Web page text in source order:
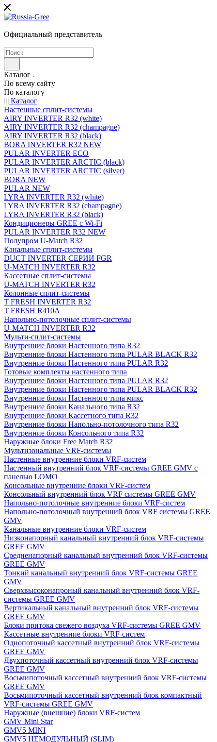
Официальный представитель
Каталог
По всему сайту
По каталогу
Каталог
Настенные сплит-системы
AIRY INVERTER R32 (white)
AIRY INVERTER R32 (champagne)
AIRY INVERTER R32 (black)
BORA INVERTER R32 NEW
PULAR INVERTER ECO
PULAR INVERTER ARCTIC (black)
PULAR INVERTER ARCTIC (silver)
BORA NEW
PULAR NEW
LYRA INVERTER R32 (white)
LYRA INVERTER R32 (champagne)
LYRA INVERTER R32 (black)
Кондиционеры GREE с Wi-Fi
PULAR INVERTER R32 NEW
Полупром U-Match R32
Канальные сплит-системы
DUCT INVERTER СЕРИИ FGR
U-MATCH INVERTER R32
Кассетные сплит-системы
U-MATCH INVERTER R32
Колонные сплит-системы
T FRESH INVERTER R32
T FRESH R410A
Напольно-потолочные сплит-системы
U-MATCH INVERTER R32
Мульти-сплит-системы
Внутренние блоки Настенного типа R32
Внутренние блоки Настенного типа PULAR BLACK R32
Внутренние блоки Настенного типа PULAR R32
Готовые комплекты настенного типа
Внутренние блоки Настенного типа PULAR R32
Внутренние блоки Настенного типа PULAR BLACK R32
Внутренние блоки Настенного типа микс
Внутренние блоки Канального типа R32
Внутренние блоки Кассетного типа R32
Внутренние блоки Напольно-потолочного типа R32
Внутренние блоки Консольного типа R32
Наружные блоки Free Match R32
Мультизональные VRF-системы
Настенные внутренние блоки VRF-систем
Настенный внутренний блок VRF-системы GREE GMV с
панелью LOMO
Консольные внутренние блоки VRF-систем
Консольный внутренний блок VRF системы GREE GMV
Напольно-потолочные внутренние блоки VRF-систем
Напольно-потолочный внутренний блок VRF системы GREE
GMV
Канальные внутренние блоки VRF-систем
Низконапорный канальный внутренний блок VRF-системы
GREE GMV
Средненапорный канальный внутренний блок VRF-системы
GREE GMV
Тонкий канальный внутренний блок VRF-системы GREE
GMV
Сверхвысоконапроный канальный внутренний блок VRF-
системы GREE GMV
Вертикальный канальный внутренний блок VRF-системы
GREE GMV
Блоки притока свежего воздуха VRF-системы GREE GMV
Кассетные внутренние блоки VRF-систем
Однопоточный кассетный внутренний блок VRF-системы
GREE GMV
Двухпоточный кассетный внутренний блок VRF-системы
GREE GMV
Восьмипоточный кассетный внутренний блок VRF-системы
GREE GMV
Восьмипоточный кассетный внутренний блок компактный
VRF-системы GREE GMV
Наружные (внешние) блоки VRF-систем
GMV Mini Star
GMV5 MINI
GMV5 НЕМОДУЛЬНЫЙ (SLIM)